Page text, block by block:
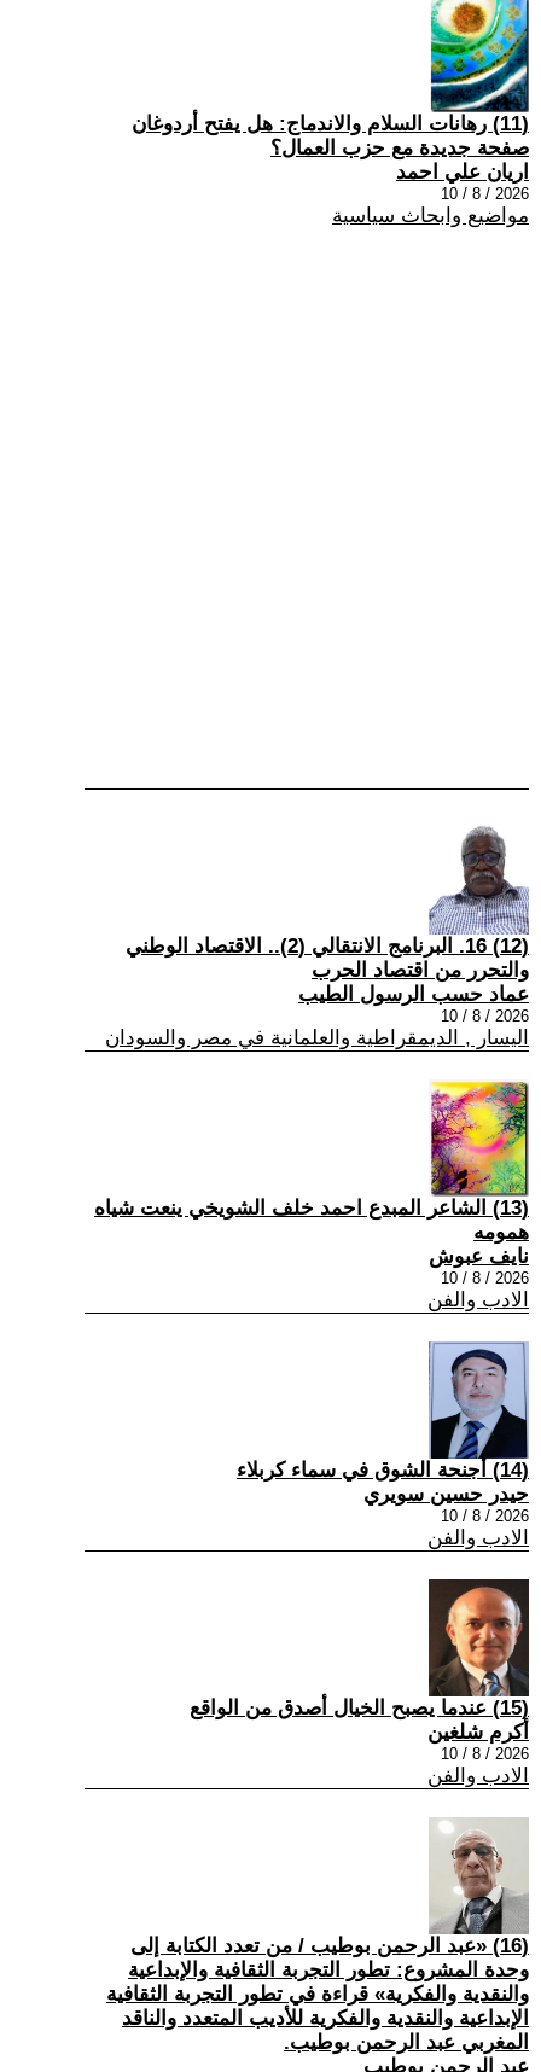
(11) رهانات السلام والاندماج: هل يفتح أردوغان
صفحة جديدة مع حزب العمال؟
اريان علي احمد
2026 / 8 / 10
مواضيع وابحاث سياسية
(12) 16. البرنامج الانتقالي (2).. الاقتصاد الوطني
والتحرر من اقتصاد الحرب
عماد حسب الرسول الطيب
2026 / 8 / 10
اليسار , الديمقراطية والعلمانية في مصر والسودان
(13) الشاعر المبدع احمد خلف الشويخي ينعت شياه
همومه
نايف عبوش
2026 / 8 / 10
الادب والفن
(14) أجنحة الشوق في سماء كربلاء
حيدر حسين سويري
2026 / 8 / 10
الادب والفن
(15) عندما يصبح الخيال أصدق من الواقع
أكرم شلغين
2026 / 8 / 10
الادب والفن
(16) «عبد الرحمن بوطيب / من تعدد الكتابة إلى
وحدة المشروع: تطور التجربة الثقافية والإبداعية
والنقدية والفكرية» قراءة في تطور التجربة الثقافية
الإبداعية والنقدية والفكرية للأديب المتعدد والناقد
المغربي عبد الرحمن بوطيب.
عبد الرحمن بوطيب